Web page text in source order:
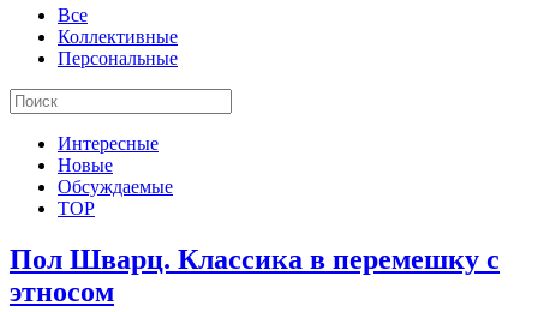
Все
Коллективные
Персональные
Интересные
Новые
Обсуждаемые
TOP
Пол Шварц. Классика в перемешку с
этносом